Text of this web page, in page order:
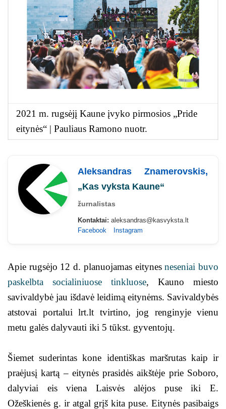
2021 m. rugsėjį Kaune įvyko pirmosios „Pride
eitynės“ | Pauliaus Ramono nuotr.
Aleksandras Znamerovskis,
„Kas vyksta Kaune“
žurnalistas
Kontaktai: aleksandras@kasvyksta.lt
Facebook
Instagram
Apie rugsėjo 12 d. planuojamas eitynesneseniai buvo
paskelbta socialiniuose tinkluose, Kauno miesto
savivaldybė jau išdavė leidimą eitynėms. Savivaldybės
atstovai portalui lrt.lt tvirtino, jog renginyje vienu
metu galės dalyvauti iki 5 tūkst. gyventojų.
Šiemet suderintas kone identiškas maršrutas kaip ir
praėjusį kartą – eitynės prasidės aikštėje prie Soboro,
dalyviai eis viena Laisvės alėjos puse iki E.
Ožeškienės g. ir atgal grįš kita puse. Eitynės pasibaigs